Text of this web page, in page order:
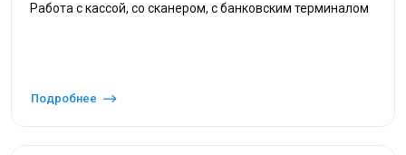
Работа с кассой, со сканером, с банковским терминалом
Подробнее